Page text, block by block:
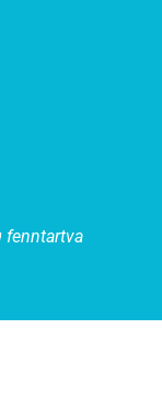
fenntartva